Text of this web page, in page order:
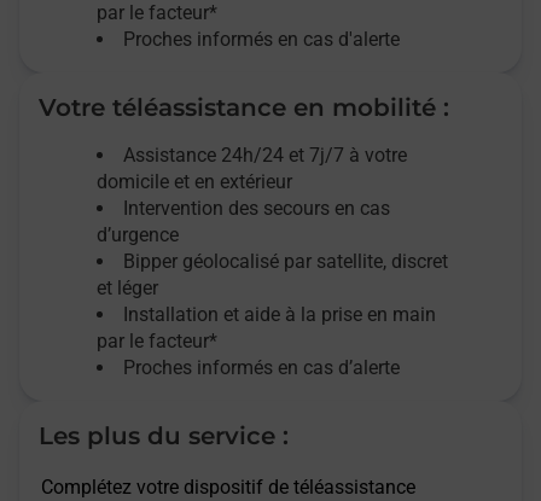
par le facteur*
Proches informés en cas d'alerte
Votre téléassistance en mobilité :
Assistance 24h/24 et 7j/7 à votre
domicile et en extérieur
Intervention des secours en cas
d’urgence
Bipper géolocalisé par satellite, discret
et léger
Installation et aide à la prise en main
par le facteur*
Proches informés en cas d’alerte
Les plus du service :
Complétez votre dispositif de téléassistance